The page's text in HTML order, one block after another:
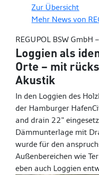
Zur Übersicht
Mehr News von
REGUPOL BSW GmbH –
Loggien als
Orte – mit
Akustik
In den Loggien des
der Hamburger
and drain 22"
Dämmunterlage mit
wurde für den
Außenbereichen wie
eben auch Loggien